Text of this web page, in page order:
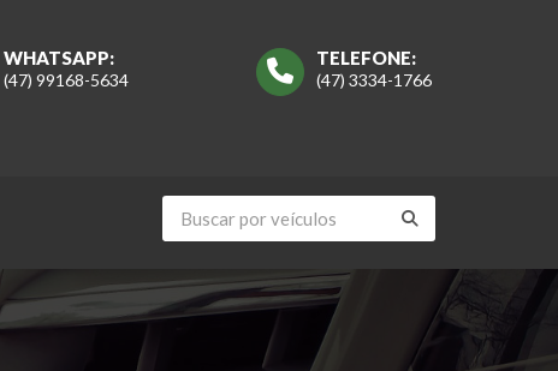
TELEFONE:
(47) 3334-1766
WHATSAPP:
(47) 99168-5634